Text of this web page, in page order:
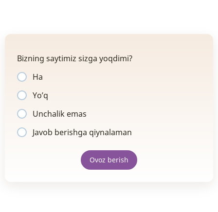
Bizning saytimiz sizga yoqdimi?
Ha
Yo’q
Unchalik emas
Javob berishga qiynalaman
Ovoz berish